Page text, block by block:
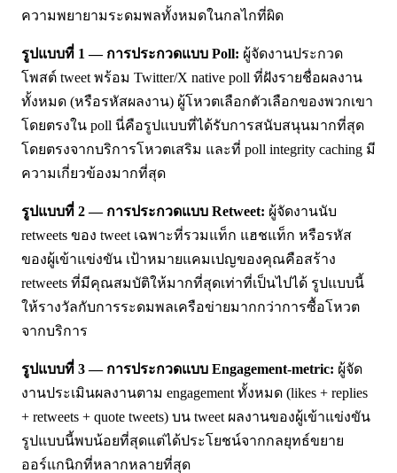
ความพยายามระดมพลทั้งหมดในกลไกที่ผิด
รูปแบบที่ 1 — การประกวดแบบ Poll: ผู้จัดงานประกวด
โพสต์ tweet พร้อม Twitter/X native poll ที่ฝังรายชื่อผลงาน
ทั้งหมด (หรือรหัสผลงาน) ผู้โหวตเลือกตัวเลือกของพวกเขา
โดยตรงใน poll นี่คือรูปแบบที่ได้รับการสนับสนุนมากที่สุด
โดยตรงจากบริการโหวตเสริม และที่ poll integrity caching มี
ความเกี่ยวข้องมากที่สุด
รูปแบบที่ 2 — การประกวดแบบ Retweet: ผู้จัดงานนับ
retweets ของ tweet เฉพาะที่รวมแท็ก แฮชแท็ก หรือรหัส
ของผู้เข้าแข่งขัน เป้าหมายแคมเปญของคุณคือสร้าง
retweets ที่มีคุณสมบัติให้มากที่สุดเท่าที่เป็นไปได้ รูปแบบนี้
ให้รางวัลกับการระดมพลเครือข่ายมากกว่าการซื้อโหวต
จากบริการ
รูปแบบที่ 3 — การประกวดแบบ Engagement-metric: ผู้จัด
งานประเมินผลงานตาม engagement ทั้งหมด (likes + replies
+ retweets + quote tweets) บน tweet ผลงานของผู้เข้าแข่งขัน
รูปแบบนี้พบน้อยที่สุดแต่ได้ประโยชน์จากกลยุทธ์ขยาย
ออร์แกนิกที่หลากหลายที่สุด